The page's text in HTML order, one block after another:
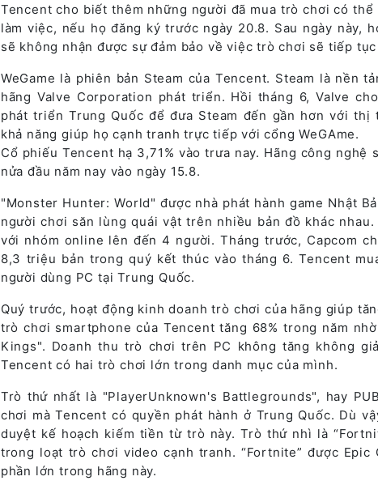
Tencent cho biết thêm những người đã mua trò chơi có
làm việc, nếu họ đăng ký trước ngày 20.8. Sau ngày này,
sẽ không nhận được sự đảm bảo về việc trò chơi sẽ tiếp
WeGame là phiên bản Steam của Tencent. Steam là nền
hãng Valve Corporation phát triển. Hồi tháng 6, Valve
phát triển Trung Quốc để đưa Steam đến gần hơn với
khả năng giúp họ cạnh tranh trực tiếp với cổng WeGAme.
Cổ phiếu Tencent hạ 3,71% vào trưa nay. Hãng công nghệ
nửa đầu năm nay vào ngày 15.8.
"Monster Hunter: World" được nhà phát hành game Nhật
người chơi săn lùng quái vật trên nhiều bản đồ khác
với nhóm online lên đến 4 người. Tháng trước, Capcom
8,3 triệu bản trong quý kết thúc vào tháng 6. Tencent
người dùng PC tại Trung Quốc.
Quý trước, hoạt động kinh doanh trò chơi của hãng giúp
trò chơi smartphone của Tencent tăng 68% trong năm
Kings". Doanh thu trò chơi trên PC không tăng không
Tencent có hai trò chơi lớn trong danh mục của mình.
Trò thứ nhất là "PlayerUnknown's Battlegrounds", hay
chơi mà Tencent có quyền phát hành ở Trung Quốc. Dù
duyệt kế hoạch kiếm tiền từ trò này. Trò thứ nhì là
trong loạt trò chơi video cạnh tranh. “Fortnite” được Epic
phần lớn trong hãng này.